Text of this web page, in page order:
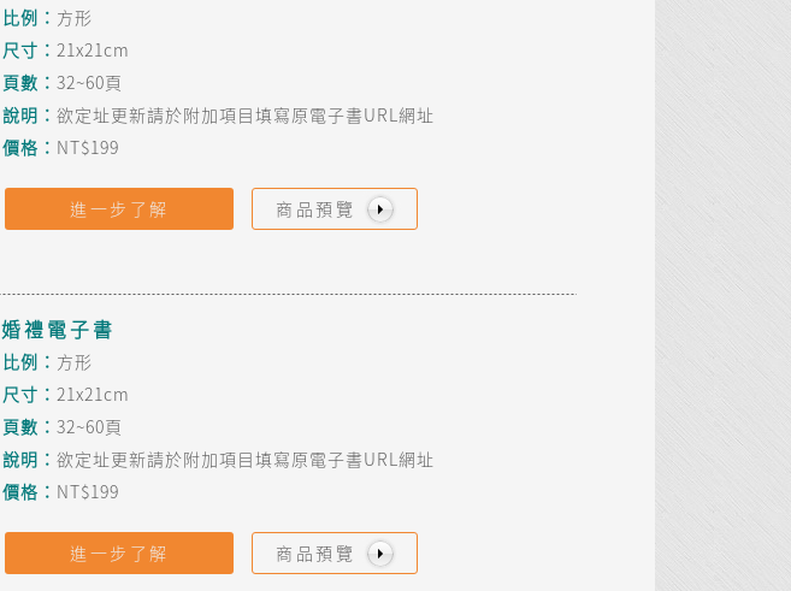
比例： 方形
尺寸：21x21cm
頁數：32~60頁
說明：欲定址更新請於附加項目填寫原電子書URL網址
價格： NT$199
進一步了解 商品預覽
婚禮電子書
比例： 方形
尺寸：21x21cm
頁數：32~60頁
說明：欲定址更新請於附加項目填寫原電子書URL網址
價格： NT$199
進一步了解 商品預覽